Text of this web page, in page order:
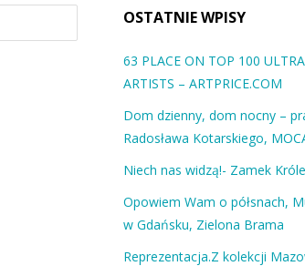
OSTATNIE WPISY
63 PLACE ON TOP 100
ARTISTS – ARTPRICE.COM
Dom dzienny, dom nocny –
Radosława Kotarskiego,
Niech nas widzą!- Zamek
Opowiem Wam o półsnach,
w Gdańsku, Zielona Brama
Reprezentacja.Z kolekcji